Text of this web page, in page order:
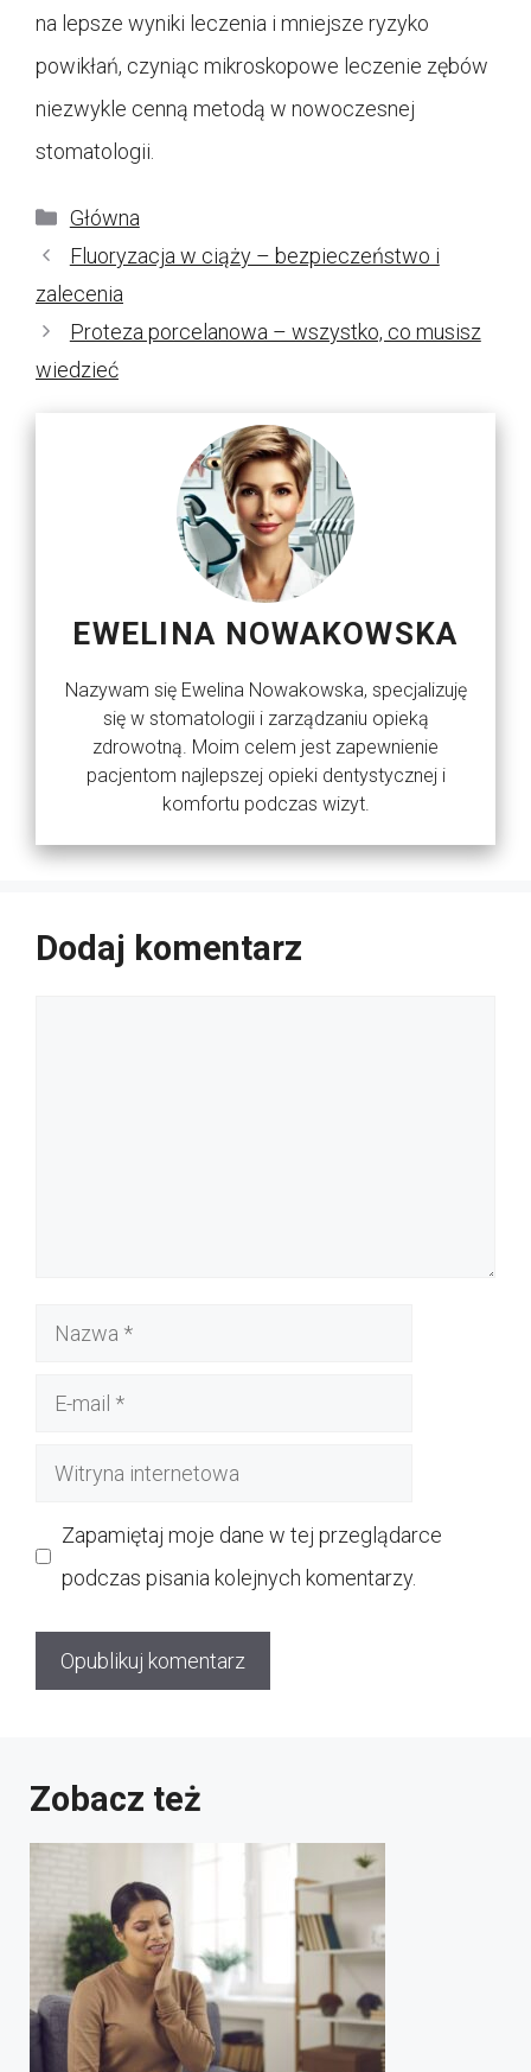
na lepsze wyniki leczenia i mniejsze ryzyko
powikłań, czyniąc mikroskopowe leczenie zębów
niezwykle cenną metodą w nowoczesnej
stomatologii.
Kategorie
Główna
Fluoryzacja w ciąży – bezpieczeństwo i
zalecenia
Proteza porcelanowa – wszystko, co musisz
wiedzieć
EWELINA NOWAKOWSKA
Nazywam się Ewelina Nowakowska, specjalizuję
się w stomatologii i zarządzaniu opieką
zdrowotną. Moim celem jest zapewnienie
pacjentom najlepszej opieki dentystycznej i
komfortu podczas wizyt.
Dodaj komentarz
Nazwa
Witryna
Zapamiętaj moje dane w tej przeglądarce
podczas pisania kolejnych komentarzy.
Zobacz też